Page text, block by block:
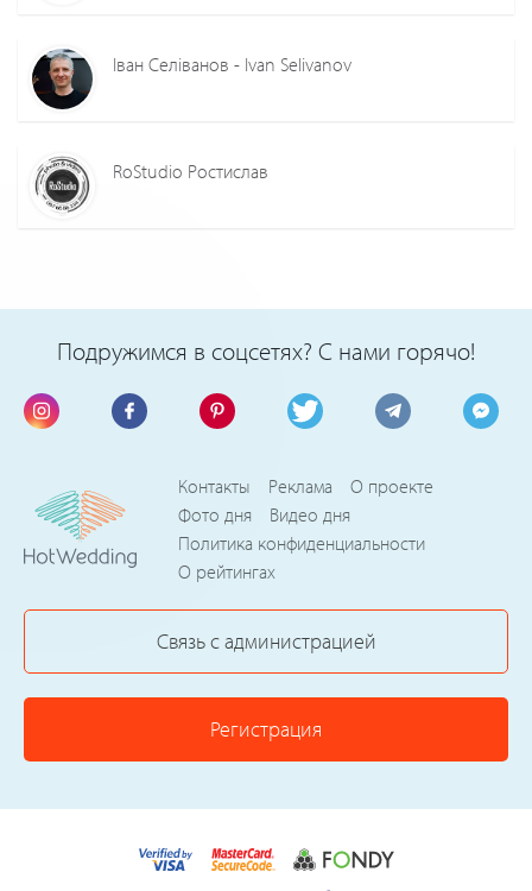
Іван Селіванов - Ivan Selivanov
RoStudio Ростислав
Подружимся в соцсетях? С нами горячо!
Контакты Реклама
О проекте
Фото дня
Видео дня
Политика конфиденциальности
О рейтингах
Связь с администрацией
Регистрация